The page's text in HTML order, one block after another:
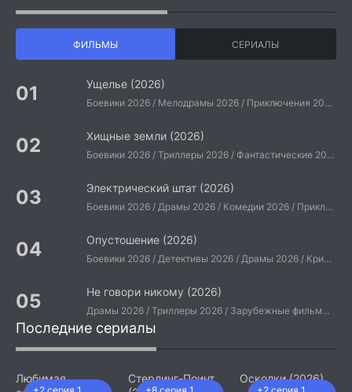
ФИЛЬМЫ СЕРИАЛЫ
Ущелье (2026)
Боевики 2026 / Мелодрамы 2026 / Приключения 2026 / Ужасы 2026 / Фантастические 2026 / Зарубежные фильмы 2026 / Американские фильмы / Фильмы 2026
Хищные земли (2026)
Боевики 2026 / Триллеры 2026 / Фантастические 2026 / Зарубежные фильмы 2026 / Американские фильмы / Фильмы 2026
Электрический штат (2026)
Боевики 2026 / Драмы 2026 / Комедии 2026 / Приключения 2026 / Фантастические 2026 / Зарубежные фильмы 2026 / Американские фильмы / Фильмы 2026
Опустошение (2026)
Боевики 2026 / Детективы 2026 / Драмы 2026 / Криминальные фильмы 2026 / Триллеры 2026 / Зарубежные фильмы 2026 / Американские фильмы / Фильмы 2026
Не говори никому (2026)
Драмы 2026 / Триллеры 2026 / Зарубежные фильмы 2026 / Американские фильмы / Фильмы 2026
Последние сериалы
Любимая
Стерлинг-Поинт
Осколки (2026)